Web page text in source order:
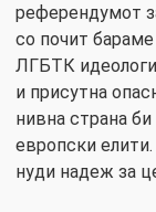
референдумот
со почит
ЛГБТК
и присутна
нивна страна би
европски
нуди надеж за